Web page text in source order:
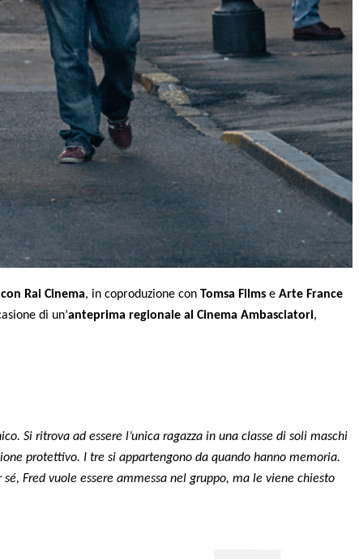
Rai Cinema, in coproduzione con Tomsa Films e Arte France
di un’anteprima regionale al Cinema Ambasciatori,
Si ritrova ad essere l’unica ragazza in una classe di soli maschi
protettivo. I tre si appartengono da quando hanno memoria.
Fred vuole essere ammessa nel gruppo, ma le viene chiesto